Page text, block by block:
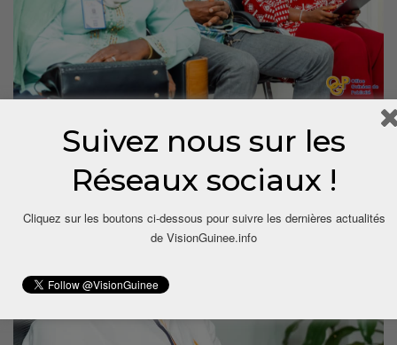
Suivez nous sur les
Réseaux sociaux !
Cliquez sur les boutons ci-dessous pour suivre les dernières actualités
de VisionGuinee.info